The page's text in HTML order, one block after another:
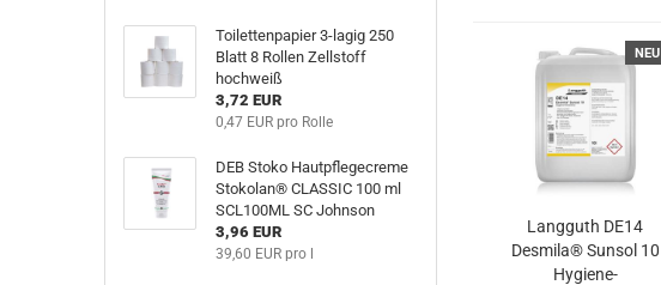
NEU
Langguth DE14
Desmila® Sunsol 10
Hygiene-
Toilettenpapier 3-lagig 250
Blatt 8 Rollen Zellstoff
hochweiß
3,72 EUR
0,47 EUR pro Rolle
DEB Stoko Hautpflegecreme
Stokolan® CLASSIC 100 ml
SCL100ML SC Johnson
3,96 EUR
39,60 EUR pro l